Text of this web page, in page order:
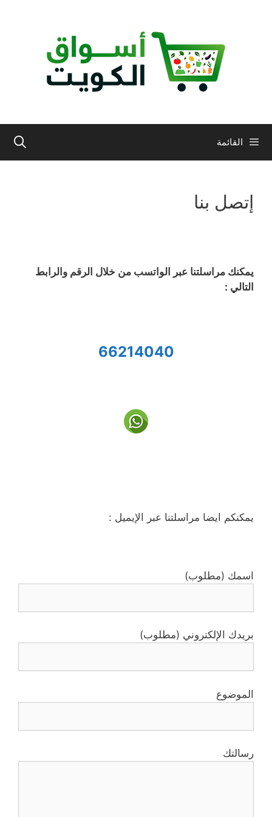
القائمة
إتصل بنا
يمكنك مراسلتنا عبر الواتسب من خلال الرقم والرابط
التالي :
66214040
يمكنكم ايضا مراسلتنا عبر الإيميل :
اسمك (مطلوب)
بريدك الإلكتروني (مطلوب)
الموضوع
رسالتك